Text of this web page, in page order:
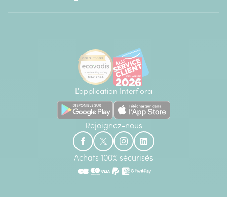
L'application Interflora
Rejoignez-nous
Achats 100% sécurisés